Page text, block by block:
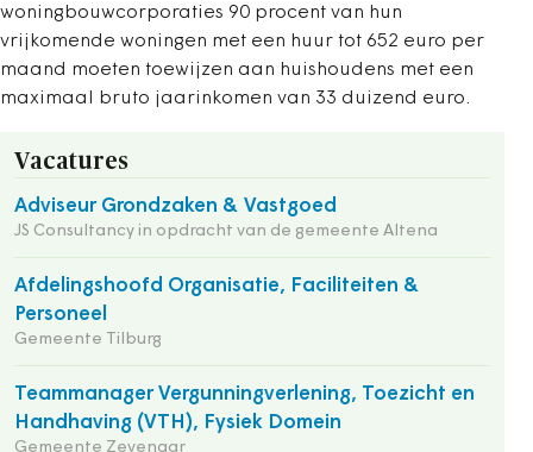
woningbouwcorporaties 90 procent van hun
vrijkomende woningen met een huur tot 652 euro per
maand moeten toewijzen aan huishoudens met een
maximaal bruto jaarinkomen van 33 duizend euro.
Vacatures
Adviseur Grondzaken & Vastgoed
JS Consultancy in opdracht van de gemeente Altena
Afdelingshoofd Organisatie, Faciliteiten &
Personeel
Gemeente Tilburg
Teammanager Vergunningverlening, Toezicht en
Handhaving (VTH), Fysiek Domein
Gemeente Zevenaar